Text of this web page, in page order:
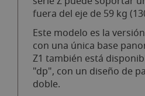
fuera del eje de 59 kg
Este modelo es la
con una única base
Z1 también está
"dp", con un diseño de
doble.